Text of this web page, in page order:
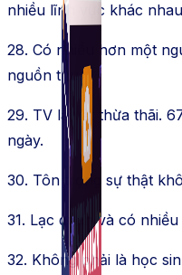
nhiều lĩnh vực khác
28. Có nhiều hơn một
nguồn thu.
29. TV là vật thừa thãi.
ngày.
30. Tôn trọng sự thật
31. Lạc quan và có nhiều
32. Không phải là học